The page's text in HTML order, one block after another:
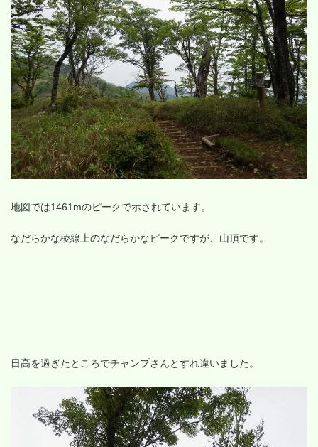
地図では1461mのピークで示されています。
なだらかな稜線上のなだらかなピークですが、山頂です。
日高を過ぎたところでチャンプさんとすれ違いました。